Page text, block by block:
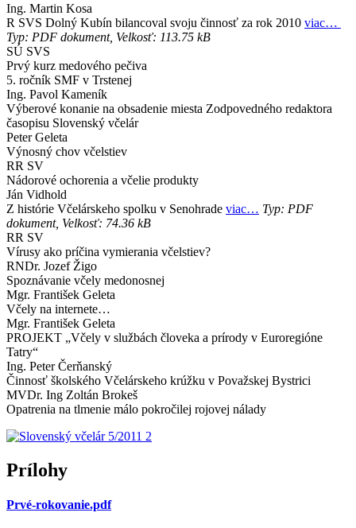
Ing. Martin Kosa
R SVS Dolný Kubín bilancoval svoju činnosť za rok 2010 viac…
Typ: PDF dokument, Velkosť: 113.75 kB
SÚ SVS
Prvý kurz medového pečiva
5. ročník SMF v Trstenej
Ing. Pavol Kameník
Výberové konanie na obsadenie miesta Zodpovedného redaktora
časopisu Slovenský včelár
Peter Geleta
Výnosný chov včelstiev
RR SV
Nádorové ochorenia a včelie produkty
Ján Vidhold
Z histórie Včelárskeho spolku v Senohrade viac… Typ: PDF
dokument, Velkosť: 74.36 kB
RR SV
Vírusy ako príčina vymierania včelstiev?
RNDr. Jozef Žigo
Spoznávanie včely medonosnej
Mgr. František Geleta
Včely na internete…
Mgr. František Geleta
PROJEKT „Včely v službách človeka a prírody v Euroregióne
Tatry“
Ing. Peter Čerňanský
Činnosť školského Včelárskeho krúžku v Považskej Bystrici
MVDr. Ing Zoltán Brokeš
Opatrenia na tlmenie málo pokročilej rojovej nálady
Prílohy
Prvé-rokovanie.pdf